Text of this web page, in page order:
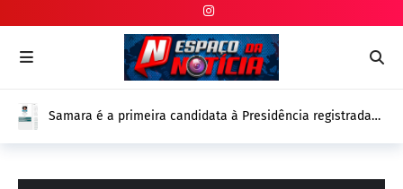
Drone com explosivos é encontrado ao lado de cargueiro
Europa